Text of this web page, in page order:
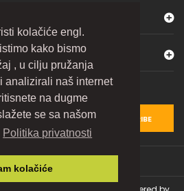
kolačiće engl.
kako bismo
, u cilju pružanja
analizirali naš internet
na dugme
se sa našom
Politika privatnosti
kolačiće
BILTEN
SUBSCRIBE